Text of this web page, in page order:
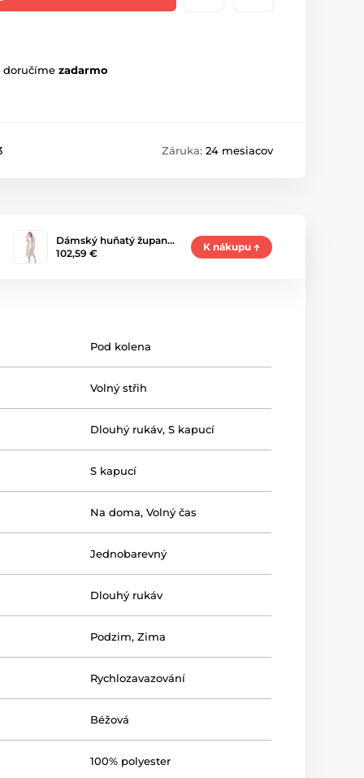
doručíme zadarmo
Záruka: 24 mesiacov
Dámský huňatý župan…
102,59 €
K nákupu
Pod kolena
Volný střih
Dlouhý rukáv,S kapucí
S kapucí
Na doma,Volný čas
Jednobarevný
Dlouhý rukáv
Podzim,Zima
Rychlozavazování
Béžová
100% polyester